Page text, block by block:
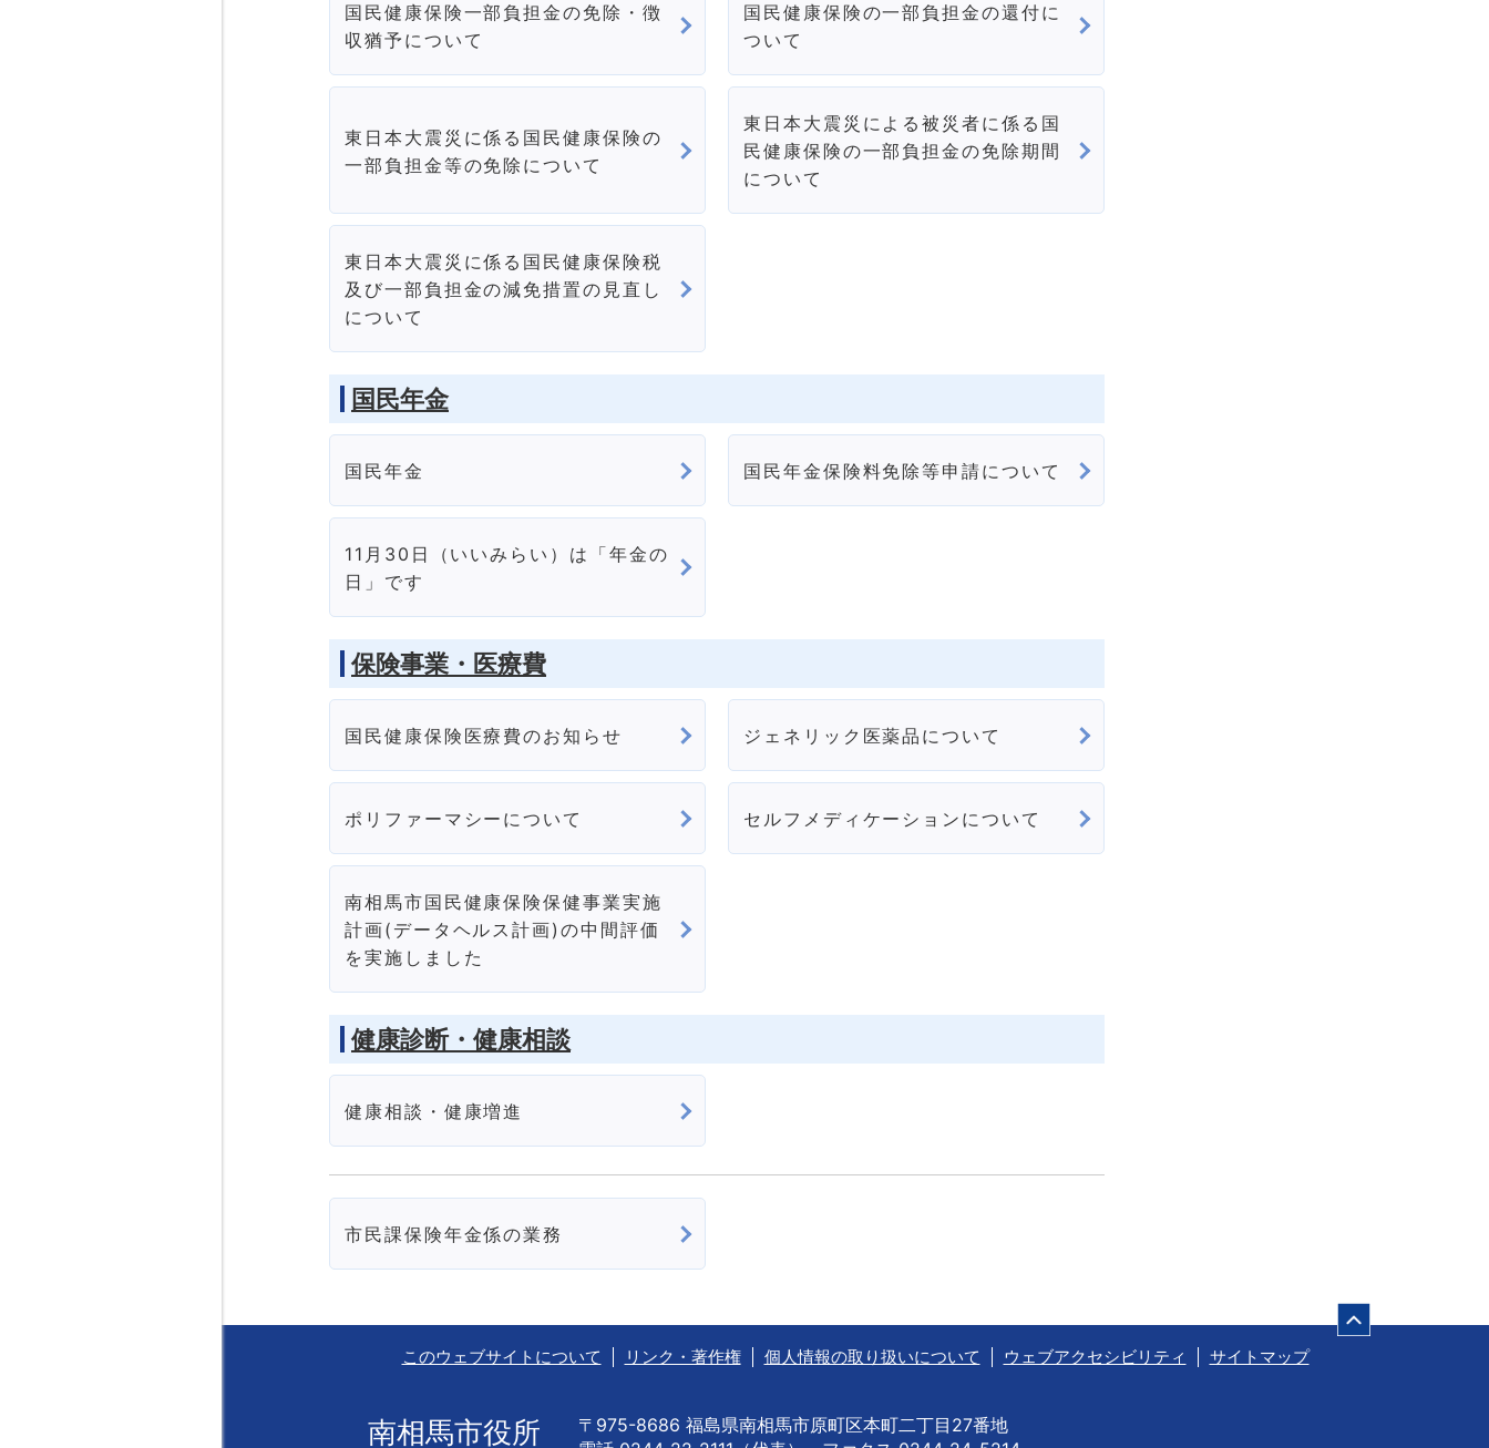
国民健康保険一部負担金の免除・徴
収猶予について
国民健康保険の一部負担金の還付に
ついて
東日本大震災に係る国民健康保険の
一部負担金等の免除について
東日本大震災による被災者に係る国
民健康保険の一部負担金の免除期間
について
東日本大震災に係る国民健康保険税
及び一部負担金の減免措置の見直し
について
国民年金
国民年金 国民年金保険料免除等申請について
11月30日（いいみらい）は「年金の
日」です
保険事業・医療費
国民健康保険医療費のお知らせ ジェネリック医薬品について
ポリファーマシーについて セルフメディケーションについて
南相馬市国民健康保険保健事業実施
計画(データヘルス計画)の中間評価
を実施しました
健康診断・健康相談
健康相談・健康増進
市民課保険年金係の業務
このウェブサイトについて リンク・著作権 個人情報の取り扱いについて ウェブアクセシビリティ サイトマップ
南相馬市役所
〒975-8686 福島県南相馬市原町区本町二丁目27番地